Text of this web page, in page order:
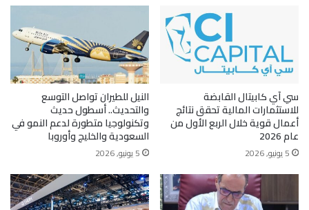
سي آي كابيتال القابضة
للاستثمارات المالية تحقق نتائج
أعمال قوية خلال الربع الأول من
عام 2026
5 يونيو, 2026
النيل للطيران تواصل التوسع
والتحديث.. أسطول حديث
وتكنولوجيا متطورة لدعم النمو في
السعودية والخليج وأوروبا
5 يونيو, 2026